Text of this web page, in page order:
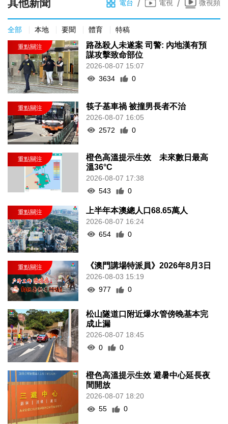
其他新聞 電台 / 電視 / 微視頻
全部 本地 要聞 體育 特稿
路氹殺人未遂案 司警: 內地漢有預
謀攻擊致命部位
2026-08-07 15:07
3634
0
筷子基車禍 被撞男長者不治
2026-08-07 16:05
2572
0
橙色高溫提示生效 未來數日最高
溫36°C
2026-08-07 17:38
543
0
上半年本澳總人口68.65萬人
2026-08-07 16:24
654
0
《澳門講場特派員》2026年8月3日
2026-08-03 15:19
977
0
松山隧道口附近爆水管傍晚基本完
成止漏
2026-08-07 18:45
0
0
橙色高溫提示生效 避暑中心延長夜
間開放
2026-08-07 18:20
55
0